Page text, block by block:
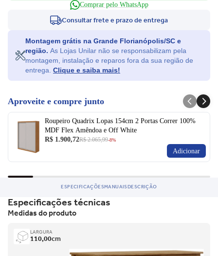
Comprar pelo WhatsApp
Consultar frete e prazo de entrega
Montagem grátis na Grande Florianópolis/SC e
região.
montagem, instalação e reparos fora da sua região de
entrega. Clique e saiba mais!
Aproveite e compre junto
Roupeiro Quadrix Lopas 154cm 2 Portas Correr 100%
MDF Flex Amêndoa e Off White
R$ 1.900,72R$ 2.065,99-8%
Adicionar
ESPECIFICAÇÕESMANUAISDESCRIÇÃO
Especificações técnicas
Medidas do produto
LARGURA
110,00cm